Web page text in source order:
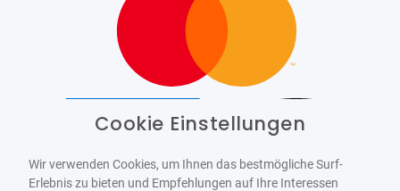
WCAG-2.1-AA
Cookie Einstellungen
Wir verwenden Cookies, um Ihnen das bestmögliche Surf-
Erlebnis zu bieten und Empfehlungen auf Ihre Interessen